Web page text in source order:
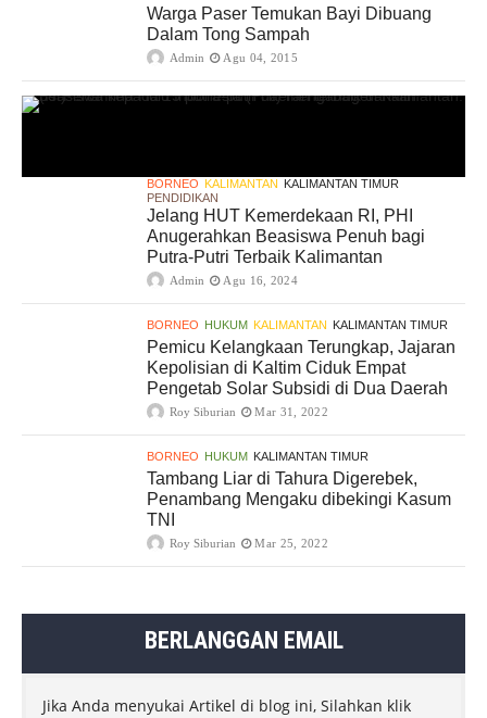
Warga Paser Temukan Bayi Dibuang
Dalam Tong Sampah
Admin Agu 04, 2015
BORNEO KALIMANTAN KALIMANTAN TIMUR
PENDIDIKAN
Jelang HUT Kemerdekaan RI, PHI
Anugerahkan Beasiswa Penuh bagi
Putra-Putri Terbaik Kalimantan
Admin Agu 16, 2024
BORNEO HUKUM KALIMANTAN KALIMANTAN TIMUR
Pemicu Kelangkaan Terungkap, Jajaran
Kepolisian di Kaltim Ciduk Empat
Pengetab Solar Subsidi di Dua Daerah
Roy Siburian Mar 31, 2022
BORNEO HUKUM KALIMANTAN TIMUR
Tambang Liar di Tahura Digerebek,
Penambang Mengaku dibekingi Kasum
TNI
Roy Siburian Mar 25, 2022
BERLANGGAN EMAIL
Jika Anda menyukai Artikel di blog ini, Silahkan klik